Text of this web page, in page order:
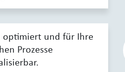
optimiert und für Ihre
Prozesse